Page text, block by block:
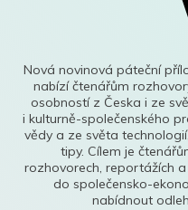
Nová novinová páteční
nabízí čtenářům
osobností z Česka i ze
i kulturně-společenského
vědy a ze světa
tipy. Cílem je
rozhovorech, reportážích
do společensko-
nabídnout